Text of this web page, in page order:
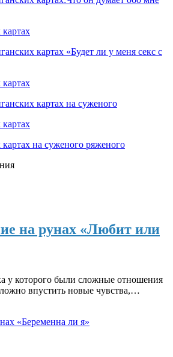
картах «Будет ли у меня секс с
картах на суженого
на суженого ряженого
на рунах «Любит или
у которого были сложные отношения
впустить новые чувства,…
«Беременна ли я»